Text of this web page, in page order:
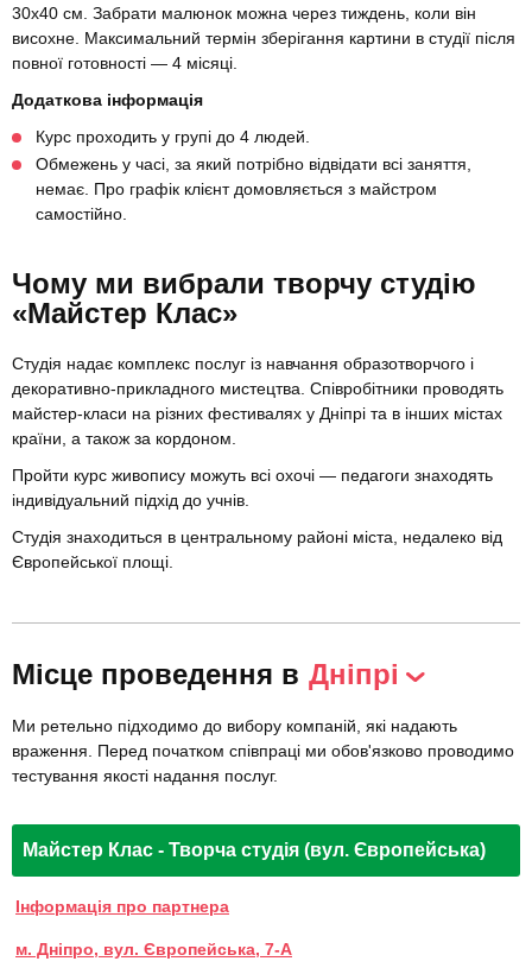
30х40 см. Забрати малюнок можна через тиждень, коли він
висохне. Максимальний термін зберігання картини в студії після
повної готовності — 4 місяці.
Додаткова інформація
Курс проходить у групі до 4 людей.
Обмежень у часі, за який потрібно відвідати всі заняття,
немає. Про графік клієнт домовляється з майстром
самостійно.
Чому ми вибрали творчу студію
«Майстер Клас»
Студія надає комплекс послуг із навчання образотворчого і
декоративно-прикладного мистецтва. Співробітники проводять
майстер-класи на різних фестивалях у Дніпрі та в інших містах
країни, а також за кордоном.
Пройти курс живопису можуть всі охочі — педагоги знаходять
індивідуальний підхід до учнів.
Студія знаходиться в центральному районі міста, недалеко від
Європейської площі.
Місце проведення в Дніпрі
Ми ретельно підходимо до вибору компаній, які надають
враження. Перед початком співпраці ми обов'язково проводимо
тестування якості надання послуг.
Майстер Клас - Творча студія (вул. Європейська)
Інформація про партнера
м. Дніпро, вул. Європейська, 7-А